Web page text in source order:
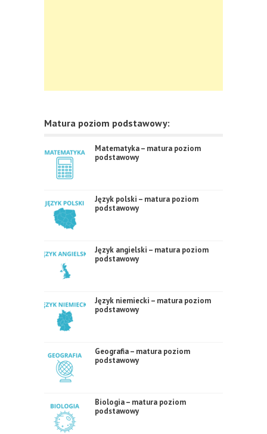
Matura poziom podstawowy:
Matematyka – matura poziom
podstawowy
Język polski – matura poziom
podstawowy
Język angielski – matura poziom
podstawowy
Język niemiecki – matura poziom
podstawowy
Geografia – matura poziom
podstawowy
Biologia – matura poziom
podstawowy